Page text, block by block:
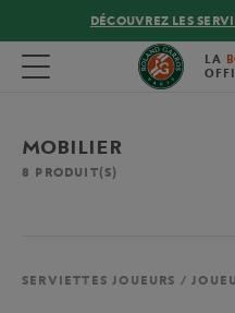
DÉCOUVREZ LES
Toggle navigation LA
MOBILIER
8 PRODUIT(S)
SERVIETTES JOUEURS /